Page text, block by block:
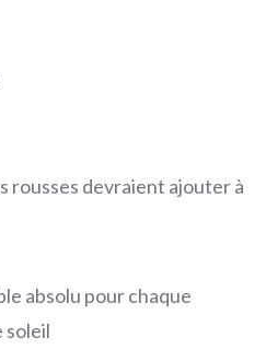
rousses devraient ajouter à
absolu pour chaque
soleil